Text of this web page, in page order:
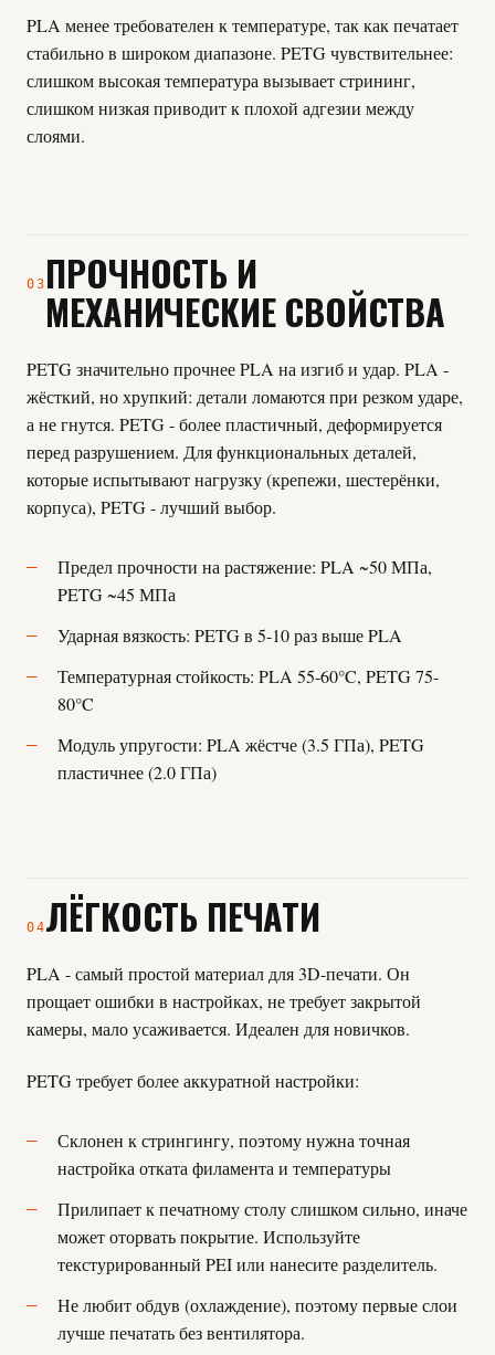
PLA менее требователен к температуре, так как печатает
стабильно в широком диапазоне. PETG чувствительнее:
слишком высокая температура вызывает стрининг,
слишком низкая приводит к плохой адгезии между
слоями.
03 ПРОЧНОСТЬ И
МЕХАНИЧЕСКИЕ СВОЙСТВА
PETG значительно прочнее PLA на изгиб и удар. PLA -
жёсткий, но хрупкий: детали ломаются при резком ударе,
а не гнутся. PETG - более пластичный, деформируется
перед разрушением. Для функциональных деталей,
которые испытывают нагрузку (крепежи, шестерёнки,
корпуса), PETG - лучший выбор.
Предел прочности на растяжение: PLA ~50 МПа,
PETG ~45 МПа
Ударная вязкость: PETG в 5-10 раз выше PLA
Температурная стойкость: PLA 55-60°C, PETG 75-
80°C
Модуль упругости: PLA жёстче (3.5 ГПа), PETG
пластичнее (2.0 ГПа)
04ЛЁГКОСТЬ ПЕЧАТИ
PLA - самый простой материал для 3D-печати. Он
прощает ошибки в настройках, не требует закрытой
камеры, мало усаживается. Идеален для новичков.
PETG требует более аккуратной настройки:
Склонен к стрингингу, поэтому нужна точная
настройка отката филамента и температуры
Прилипает к печатному столу слишком сильно, иначе
может оторвать покрытие. Используйте
текстурированный PEI или нанесите разделитель.
Не любит обдув (охлаждение), поэтому первые слои
лучше печатать без вентилятора.